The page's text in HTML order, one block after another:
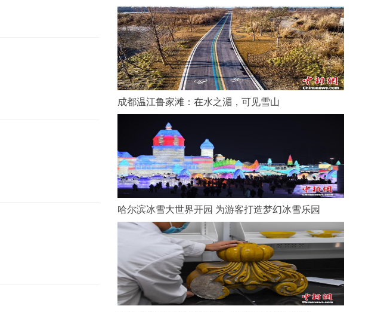
成都温江鲁家滩：在水之湄，可见雪山
哈尔滨冰雪大世界开园 为游客打造梦幻冰雪乐园